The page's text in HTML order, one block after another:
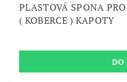
PLASTOVÁ SPONA
( KOBERCE ) KAPOTY